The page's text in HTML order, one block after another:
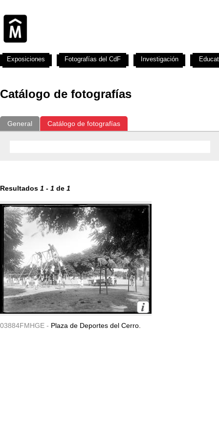
Catálogo de fotografías
General Catálogo de fotografías
Resultados 1 - 1 de 1
03884FMHGE - Plaza de Deportes del Cerro.
Exposiciones Fotografías del CdF Investigación